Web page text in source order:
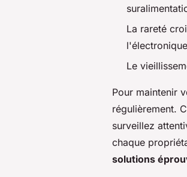
La rareté
l'électronique
Le
Pour maintenir
régulièrement.
surveillez
chaque
solutions